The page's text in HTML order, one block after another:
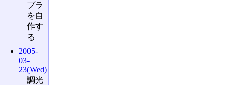
プラ
を自
作す
る
2005-
03-
23(Wed)
調光